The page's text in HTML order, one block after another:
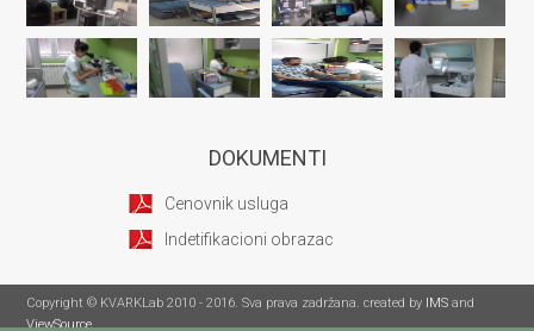
DOKUMENTI
Cenovnik usluga
Indetifikacioni obrazac
Copyright © KVARKLab 2010 - 2016. Sva prava zadržana. created by IMS and
ViewSource